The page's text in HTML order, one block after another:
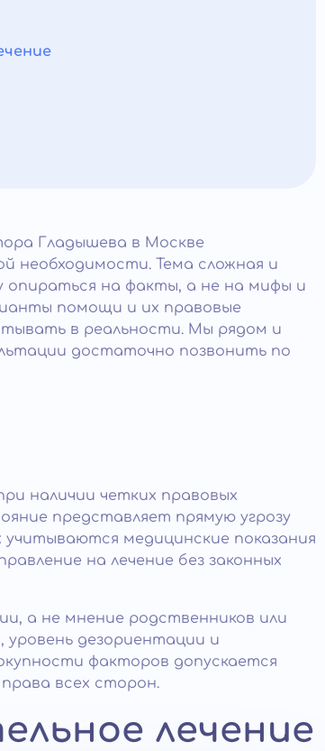
Гладышева в Москве
необходимости. Тема сложная и
опираться на факты, а не на мифы и
помощи и их правовые
в реальности. Мы рядом и
достаточно позвонить по
наличии четких правовых
представляет прямую угрозу
учитываются медицинские показания
на лечение без законных
а не мнение родственников или
уровень дезориентации и
факторов допускается
всех сторон.
лечение